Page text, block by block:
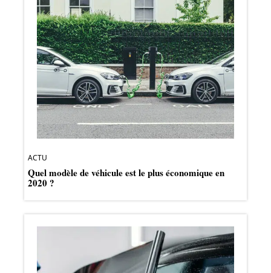
ACTU
Quel modèle de véhicule est le plus économique en
2020 ?